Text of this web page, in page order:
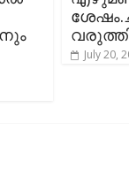
July 20,